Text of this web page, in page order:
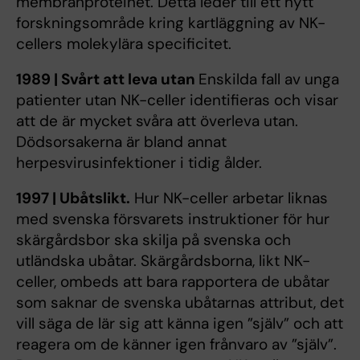
forskningsområde kring kartläggning av NK-
cellers molekylära specificitet.
1989 | Svårt att leva utan Enskilda fall av unga
patienter utan NK-celler identifieras och visar
att de är mycket svåra att överleva utan.
Dödsorsakerna är bland annat
herpesvirusinfektioner i tidig ålder.
1997 | Ubåtslikt. Hur NK-celler arbetar liknas
med svenska försvarets instruktioner för hur
skärgårdsbor ska skilja på svenska och
utländska ubåtar. Skärgårdsborna, likt NK-
celler, ombeds att bara rapportera de ubåtar
som saknar de svenska ubåtarnas attribut, det
vill säga de lär sig att känna igen ”själv” och att
reagera om de känner igen frånvaro av ”själv”.